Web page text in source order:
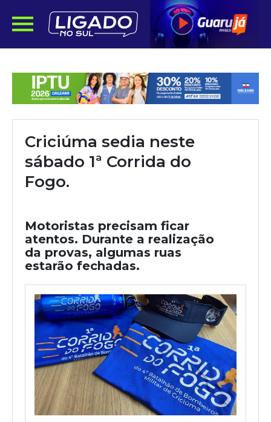
Criciúma sedia neste
sábado 1ª Corrida do
Fogo.
Motoristas precisam ficar
atentos. Durante a realização
da provas, algumas ruas
estarão fechadas.